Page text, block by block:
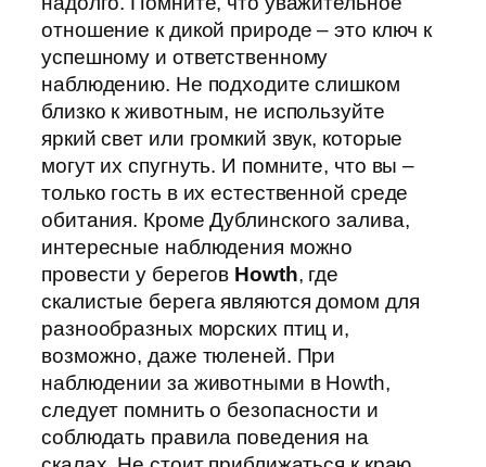
отношение к дикой природе – это ключ к
успешному и ответственному
наблюдению. Не подходите слишком
близко к животным, не используйте
яркий свет или громкий звук, которые
могут их спугнуть. И помните, что вы –
только гость в их естественной среде
обитания. Кроме Дублинского залива,
интересные наблюдения можно
провести у берегов Howth, где
скалистые берега являются домом для
разнообразных морских птиц и,
возможно, даже тюленей. При
наблюдении за животными в Howth,
следует помнить о безопасности и
соблюдать правила поведения на